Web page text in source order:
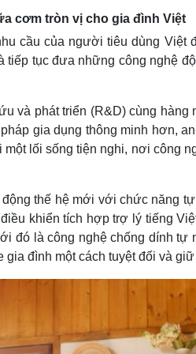
cơm tròn vị cho gia đình Việt
cầu của người tiêu dùng Việt
tục đưa những công nghệ
và phát triển (R&D) cùng hàng
gia dụng thông minh hơn,
lối sống tiện nghi, nơi công
thế hệ mới với chức năng
khiển tích hợp trợ lý tiếng
đó là công nghệ chống dính tự
đình một cách tuyệt đối và